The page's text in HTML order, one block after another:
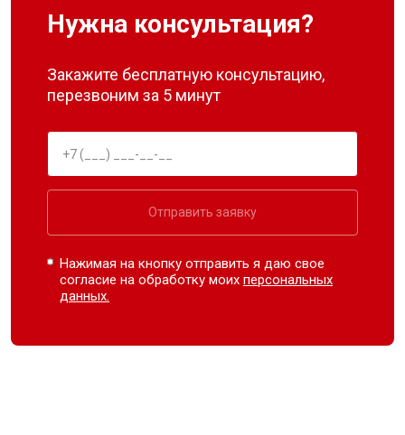
Нужна консультация?
Закажите бесплатную консультацию,
перезвоним за 5 минут
Отправить заявку
Нажимая на кнопку отправить я даю свое
согласие на обработку моихперсональных
данных.